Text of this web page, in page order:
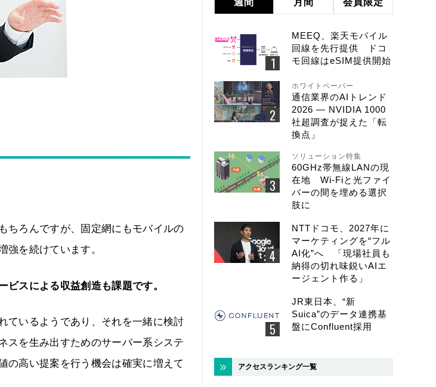
ちろんですが、固定網にもモバイルの
強を続けています。
スによる収益創造も課題です。
ているようであり、それを一緒に検討
スを生み出すためのサーバー系システ
の高い提案を行う機会は確実に増えて
週間 月間 会員限定
MEEQ、楽天モバイル
回線を先行提供 ドコ
モ回線はeSIM提供開始
ホワイトペーパー
通信業界のAIトレンド
2026 ― NVIDIA 1000
社超調査が捉えた「転
換点」
ソリューション特集
60GHz帯無線LANの現
在地 Wi-Fiと光ファイ
バーの間を埋める選択
肢に
NTTドコモ、2027年に
マーケティングを“フル
AI化”へ 「現場社員も
納得の切れ味鋭いAIエ
ージェント作る」
JR東日本、“新
Suica”のデータ連携基
盤にConfluent採用
アクセスランキング一覧